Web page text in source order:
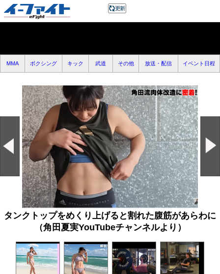
MMA ボクシング キック 武道 その他 放送・配信 イベント日程
タンクトップをめくり上げると割れた腹筋があらわに
（角田夏実YouTubeチャンネルより）